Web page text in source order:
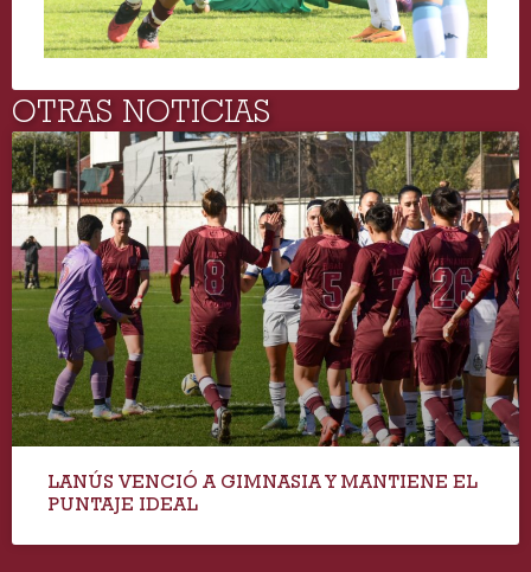
OTRAS NOTICIAS
LANÚS VENCIÓ A GIMNASIA Y MANTIENE EL
PUNTAJE IDEAL